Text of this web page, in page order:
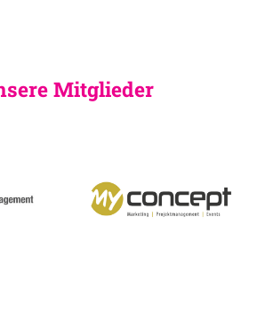
Mitglieder